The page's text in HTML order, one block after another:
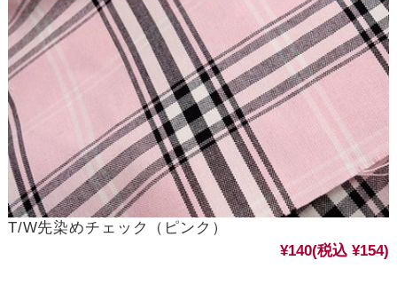
T/W先染めチェック（ピンク）
¥140(税込 ¥154)